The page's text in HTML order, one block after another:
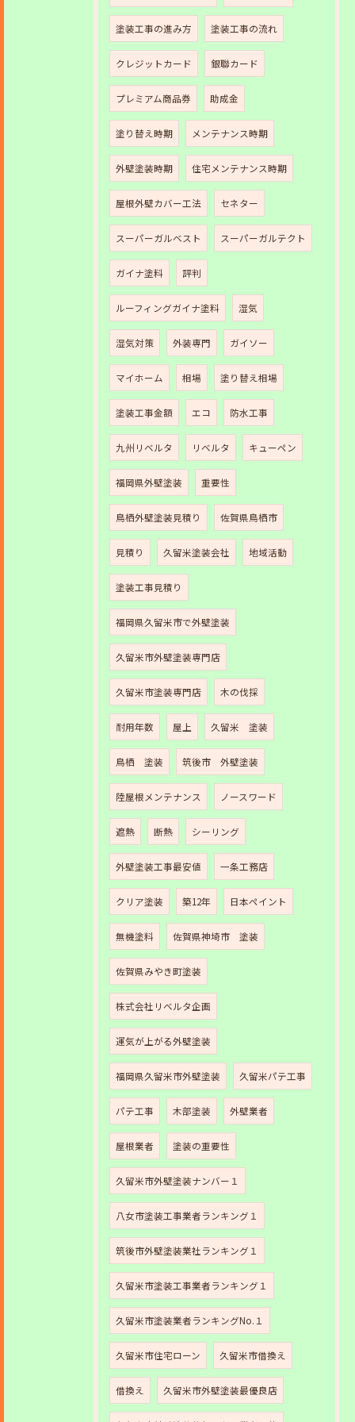
塗装工事の進み方 塗装工事の流れ
クレジットカード 銀聯カード
プレミアム商品券 助成金
塗り替え時期 メンテナンス時期
外壁塗装時期 住宅メンテナンス時期
屋根外壁カバー工法 セネター
スーパーガルベスト スーパーガルテクト
ガイナ塗料 評判
ルーフィングガイナ塗料 湿気
湿気対策 外装専門 ガイソー
マイホーム 相場 塗り替え相場
塗装工事金額 エコ 防水工事
九州リベルタ リベルタ キューペン
福岡県外壁塗装 重要性
鳥栖外壁塗装見積り 佐賀県鳥栖市
見積り 久留米塗装会社 地域活動
塗装工事見積り
福岡県久留米市で外壁塗装
久留米市外壁塗装専門店
久留米市塗装専門店 木の伐採
耐用年数 屋上 久留米 塗装
鳥栖 塗装 筑後市 外壁塗装
陸屋根メンテナンス ノースワード
遮熱 断熱 シーリング
外壁塗装工事最安値 一条工務店
クリア塗装 築12年 日本ペイント
無機塗料 佐賀県神埼市 塗装
佐賀県みやき町塗装
株式会社リベルタ企画
運気が上がる外壁塗装
福岡県久留米市外壁塗装 久留米パテ工事
パテ工事 木部塗装 外壁業者
屋根業者 塗装の重要性
久留米市外壁塗装ナンバー１
八女市塗装工事業者ランキング１
筑後市外壁塗装業社ランキング１
久留米市塗装工事業者ランキング１
久留米市塗装業者ランキングNo.１
久留米市住宅ローン 久留米市借換え
借換え 久留米市外壁塗装最優良店